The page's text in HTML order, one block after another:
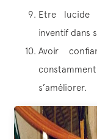
Etre lucide
inventif dans
Avoir
s’améliorer.